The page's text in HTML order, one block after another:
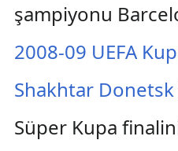
şampiyonu
2008-09 UEFA
Shakhtar Donetsk
Süper Kupa